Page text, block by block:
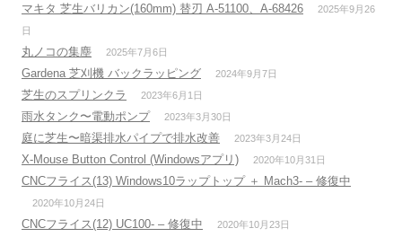
マキタ 芝生バリカン(160mm) 替刃 A-51100、A-68426
2025年9月26
日
丸ノコの集塵 2025年7月6日
Gardena 芝刈機 バックラッピング 2024年9月7日
芝生のスプリンクラ 2023年6月1日
雨水タンク〜電動ポンプ 2023年3月30日
庭に芝生〜暗渠排水パイプで排水改善 2023年3月24日
X-Mouse Button Control (Windowsアプリ) 2020年10月31日
CNCフライス(13) Windows10ラップトップ ＋ Mach3- – 修復中
2020年10月24日
CNCフライス(12) UC100- – 修復中 2020年10月23日